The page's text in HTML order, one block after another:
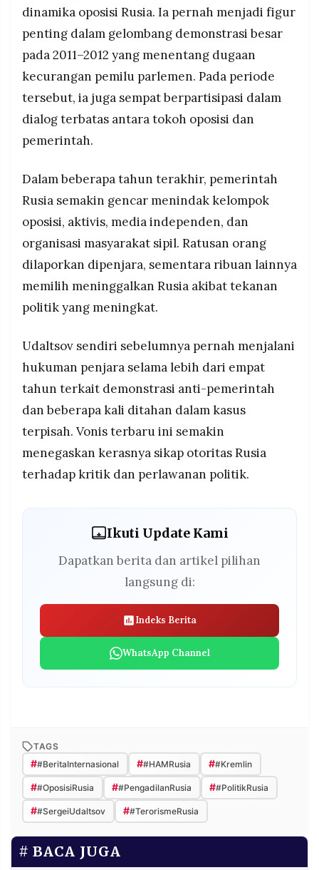
dinamika oposisi Rusia. Ia pernah menjadi figur
penting dalam gelombang demonstrasi besar
pada 2011–2012 yang menentang dugaan
kecurangan pemilu parlemen. Pada periode
tersebut, ia juga sempat berpartisipasi dalam
dialog terbatas antara tokoh oposisi dan
pemerintah.
Dalam beberapa tahun terakhir, pemerintah
Rusia semakin gencar menindak kelompok
oposisi, aktivis, media independen, dan
organisasi masyarakat sipil. Ratusan orang
dilaporkan dipenjara, sementara ribuan lainnya
memilih meninggalkan Rusia akibat tekanan
politik yang meningkat.
Udaltsov sendiri sebelumnya pernah menjalani
hukuman penjara selama lebih dari empat
tahun terkait demonstrasi anti-pemerintah
dan beberapa kali ditahan dalam kasus
terpisah. Vonis terbaru ini semakin
menegaskan kerasnya sikap otoritas Rusia
terhadap kritik dan perlawanan politik.
Ikuti Update Kami
Dapatkan berita dan artikel pilihan
langsung di:
Indeks Berita
WhatsApp Channel
TAGS
##BeritaInternasional ##HAMRusia ##Kremlin
##OposisiRusia ##PengadilanRusia ##PolitikRusia
##SergeiUdaltsov ##TerorismeRusia
BACA JUGA